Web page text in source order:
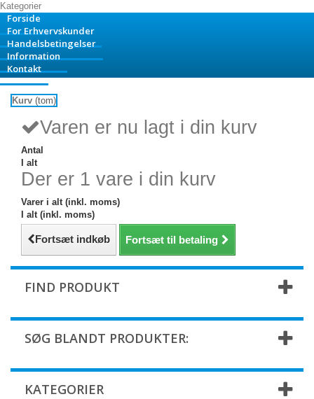
Kategorier
Forside
For Erhvervskunder
Handelsbetingelser
Information
Kontakt
Kurv (tom)
Varen er nu lagt i din kurv
Antal
I alt
Der er 1 vare i din kurv
Varer i alt (inkl. moms)
I alt (inkl. moms)
Fortsæt indkøb Fortsæt til betaling
FIND PRODUKT
SØG BLANDT PRODUKTER:
KATEGORIER